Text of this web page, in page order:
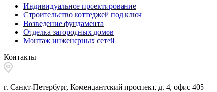
Индивидуальное проектирование
Строительство коттеджей под ключ
Возведение фундамента
Отделка загородных домов
Монтаж инженерных сетей
Контакты
г. Санкт-Петербург, Комендантский проспект, д. 4, офис 405